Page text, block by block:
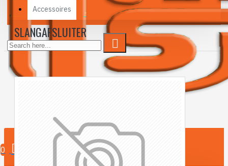
0 product(en)
0
Accessoires
SLANGAFSLUITER